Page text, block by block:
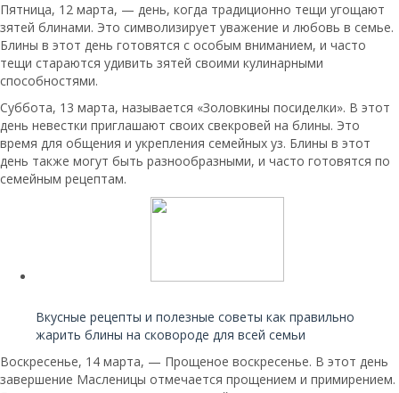
Пятница, 12 марта, — день, когда традиционно тещи угощают
зятей блинами. Это символизирует уважение и любовь в семье.
Блины в этот день готовятся с особым вниманием, и часто
тещи стараются удивить зятей своими кулинарными
способностями.
Суббота, 13 марта, называется «Золовкины посиделки». В этот
день невестки приглашают своих свекровей на блины. Это
время для общения и укрепления семейных уз. Блины в этот
день также могут быть разнообразными, и часто готовятся по
семейным рецептам.
Вкусные рецепты и полезные советы как правильно
жарить блины на сковороде для всей семьи
Воскресенье, 14 марта, — Прощеное воскресенье. В этот день
завершение Масленицы отмечается прощением и примирением.